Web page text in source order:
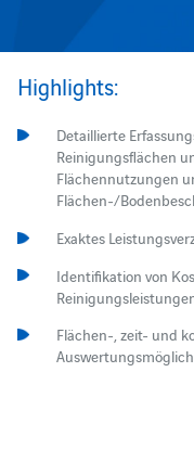
Highlights:
Detaillierte
Reinigungsflächen
Flächennutzungen
Flächen-/
Exaktes
Identifikation von
Flächen-, zeit- und